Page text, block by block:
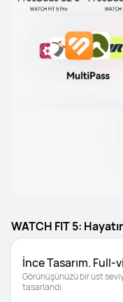
WATCH FIT 5:
İnce Tasarım. Full-
Görünüşünüzü bir üst
tasarlandı.